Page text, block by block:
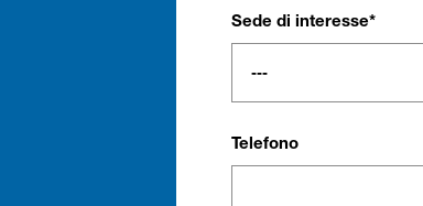
Sede di interesse*
Telefono